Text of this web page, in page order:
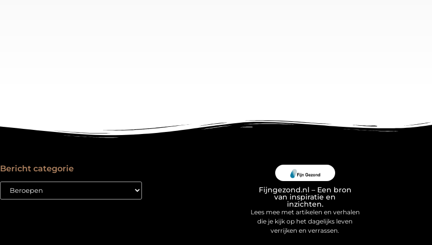
Bericht categorie
Fijngezond.nl – Een bron
van inspiratie en
inzichten.
Lees mee met artikelen en verhalen
die je kijk op het dagelijks leven
verrijken en verrassen.